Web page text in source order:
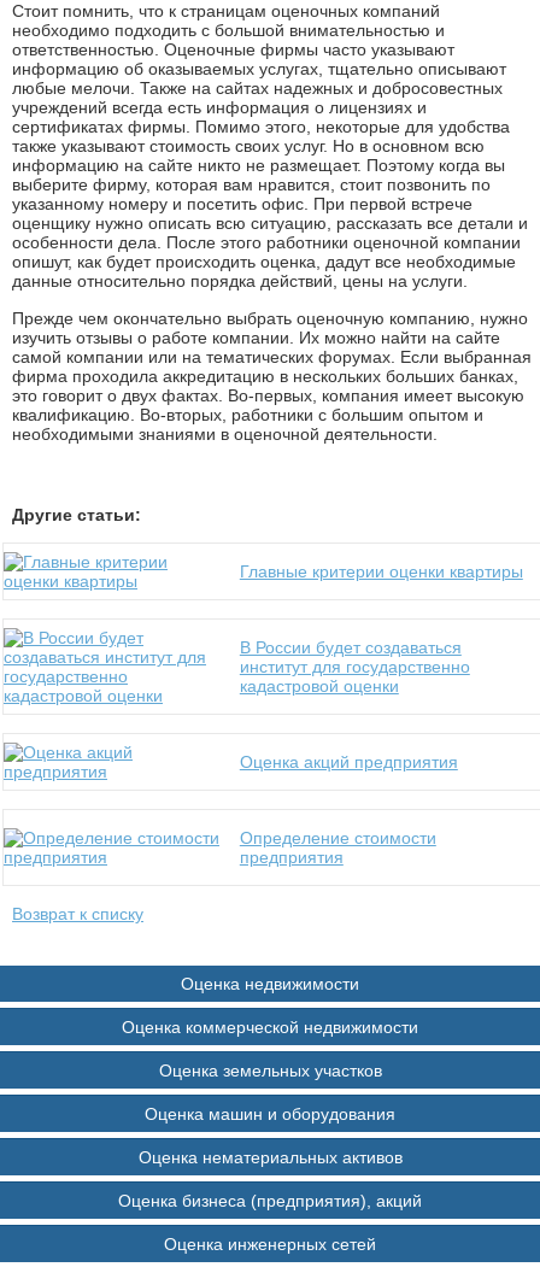
Оценка недвижимости
Оценка коммерческой недвижимости
Оценка земельных участков
Оценка машин и оборудования
Оценка нематериальных активов
Оценка бизнеса (предприятия), акций
Оценка инженерных сетей
Стоит помнить, что к страницам оценочных компаний
необходимо подходить с большой внимательностью и
ответственностью. Оценочные фирмы часто указывают
информацию об оказываемых услугах, тщательно описывают
любые мелочи. Также на сайтах надежных и добросовестных
учреждений всегда есть информация о лицензиях и
сертификатах фирмы. Помимо этого, некоторые для удобства
также указывают стоимость своих услуг. Но в основном всю
информацию на сайте никто не размещает. Поэтому когда вы
выберите фирму, которая вам нравится, стоит позвонить по
указанному номеру и посетить офис. При первой встрече
оценщику нужно описать всю ситуацию, рассказать все детали и
особенности дела. После этого работники оценочной компании
опишут, как будет происходить оценка, дадут все необходимые
данные относительно порядка действий, цены на услуги.
Прежде чем окончательно выбрать оценочную компанию, нужно
изучить отзывы о работе компании. Их можно найти на сайте
самой компании или на тематических форумах. Если выбранная
фирма проходила аккредитацию в нескольких больших банках,
это говорит о двух фактах. Во-первых, компания имеет высокую
квалификацию. Во-вторых, работники с большим опытом и
необходимыми знаниями в оценочной деятельности.
Другие статьи:
Главные критерии оценки квартиры
В России будет создаваться
институт для государственно
кадастровой оценки
Оценка акций предприятия
Определение стоимости
предприятия
Возврат к списку